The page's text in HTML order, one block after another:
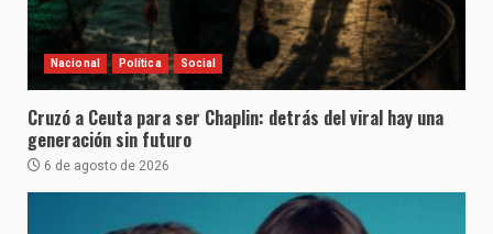
Nacional Política Social
Cruzó a Ceuta para ser Chaplin: detrás del viral hay una
generación sin futuro
6 de agosto de 2026